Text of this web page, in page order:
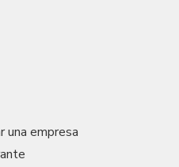
una empresa